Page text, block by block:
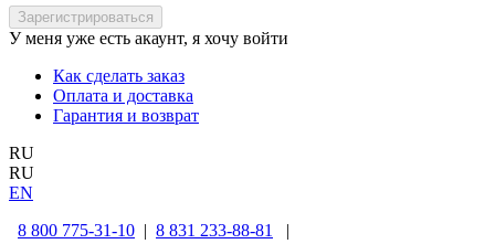
У меня уже есть акаунт, я хочу войти
Как сделать заказ
Оплата и доставка
Гарантия и возврат
RU
RU
EN
8 800 775-31-10 | 8 831 233-88-81
|